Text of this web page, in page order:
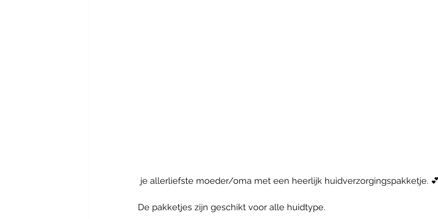
je allerliefste moeder/oma met een heerlijk huidverzorgingspakketje.
De pakketjes zijn geschikt voor alle huidtype.